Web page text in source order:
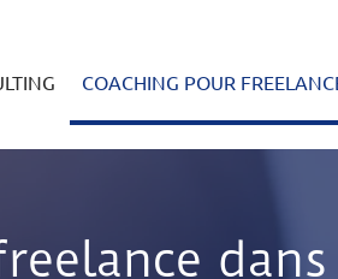
COACHING POUR
dans